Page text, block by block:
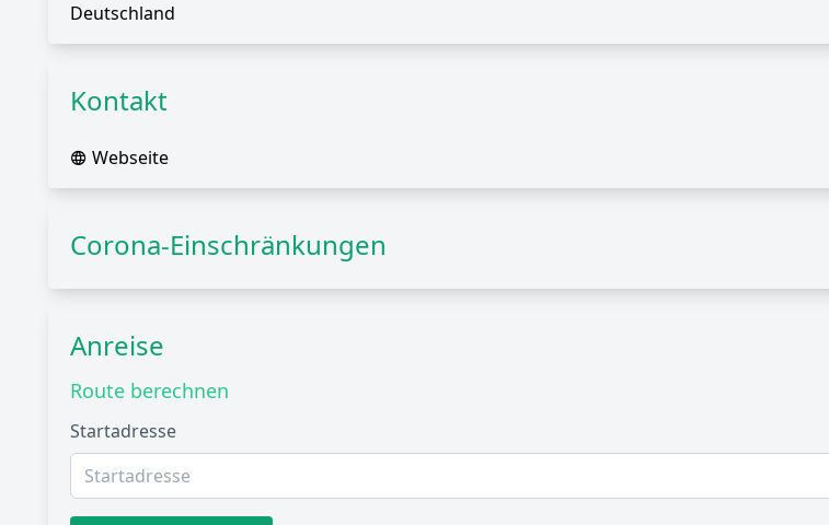
Deutschland
Kontakt
Webseite
Corona-Einschränkungen
Anreise
Route berechnen
Startadresse